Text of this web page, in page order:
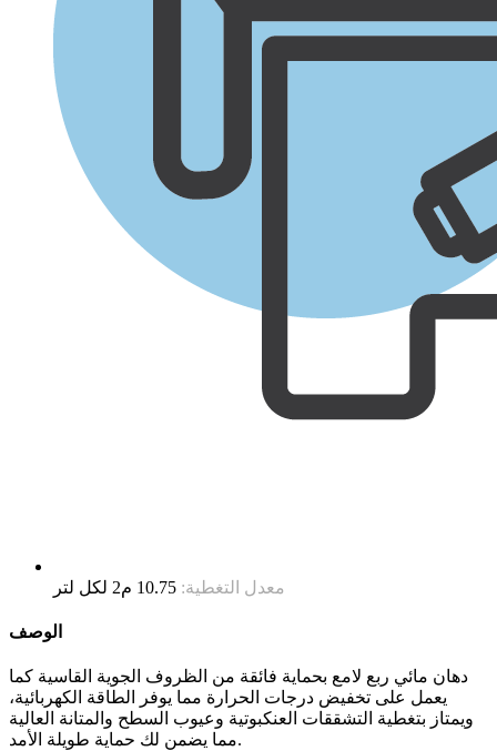
معدل التغطية:
الوصف
دهان مائي ربع لامع بحماية فائقة من الظروف الجوية القاسية كما
يعمل على تخفيض درجات الحرارة مما يوفر الطاقة الكهربائية،
ويمتاز بتغطية التشققات العنكبوتية وعيوب السطح والمتانة العالية
مما يضمن لك حماية طويلة الأمد.